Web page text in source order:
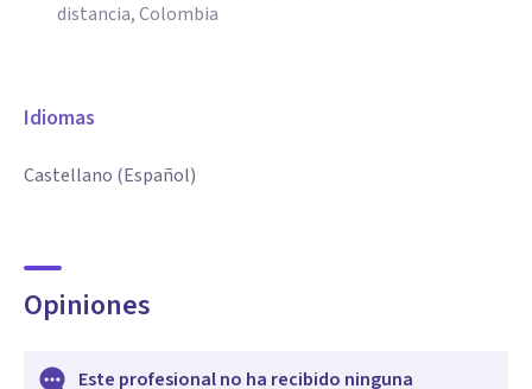
distancia, Colombia
Idiomas
Castellano (Español)
Opiniones
Este profesional no ha recibido ninguna